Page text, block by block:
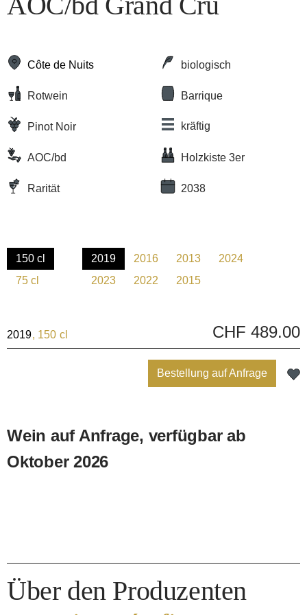
Côte de Nuits biologisch
Rotwein Barrique
Pinot Noir kräftig
AOC/bd Holzkiste 3er
Rarität 2038
150 cl
75 cl
2019 2016 2013 2024
2023 2022 2015
2019, 150 cl CHF 489.00
Bestellung auf Anfrage
Wein auf Anfrage, verfügbar ab
Oktober 2026
Über den Produzenten